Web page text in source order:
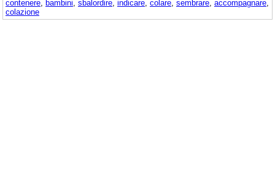
contenere bambini sbalordire indicare colare sembrare accompagnare
colazione